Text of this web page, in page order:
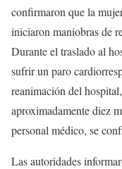
confirmaron que la
iniciaron maniobras de
Durante el traslado al
sufrir un paro
reanimación del
aproximadamente diez
personal médico, se
Las autoridades